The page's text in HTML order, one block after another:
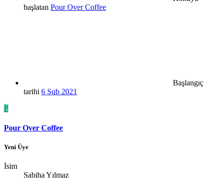
başlatan Pour Over Coffee
Başlangıç
tarihi 6 Şub 2021
P
Pour Over Coffee
Yeni Üye
İsim
Sabiha Yılmaz